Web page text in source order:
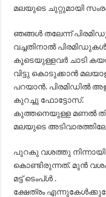
മലയുടെ ചുറ്റുമായി
ഞങ്ങൾ തലേന്ന്
വച്ചതിനാൽ
കൂടെയുള്ളവർ ചാടി
വിട്ടു കൊടുക്കാൻ
പറയാൻ. പിരമിഡിൽ
കുറച്ചു ഫോട്ടോസ്.
കുത്തനെയുള്ള മണൽ
മലയുടെ
പുറകു വശത്തു
കൊണ്ടിരുന്നത്. മുൻ
മട്ട് ടെംപ്ൾ .
ക്ഷേത്രം